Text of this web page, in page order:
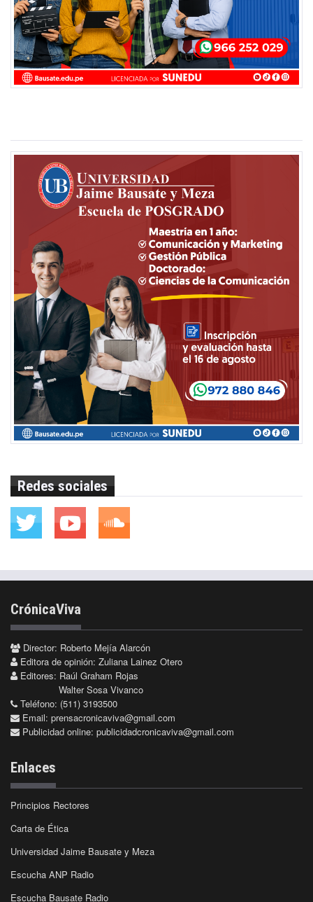
Redes sociales
CrónicaViva
Director: Roberto Mejía Alarcón
Editora de opinión: Zuliana Lainez Otero
Editores: Raúl Graham Rojas
Walter Sosa Vivanco
Teléfono: (511) 3193500
Email: prensacronicaviva@gmail.com
Publicidad online: publicidadcronicaviva@gmail.com
Enlaces
Principios Rectores
Carta de Ética
Universidad Jaime Bausate y Meza
Escucha ANP Radio
Escucha Bausate Radio